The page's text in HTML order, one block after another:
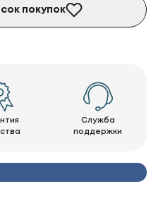
покупок
Служба
поддержки